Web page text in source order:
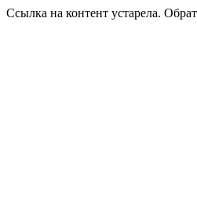
Ссылка на контент устарела.